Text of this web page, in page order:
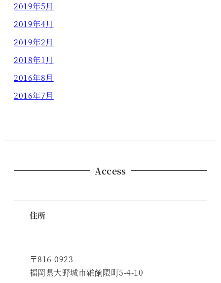
2019年5月
2019年4月
2019年2月
2018年1月
2016年8月
2016年7月
Access
住所
〒816-0923
福岡県大野城市雑餉隈町5-4-10